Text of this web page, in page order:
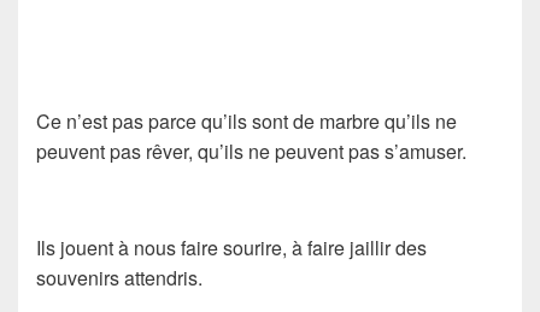
Ce n’est pas parce qu’ils sont de marbre qu’ils ne
peuvent pas rêver, qu’ils ne peuvent pas s’amuser.
Ils jouent à nous faire sourire, à faire jaillir des
souvenirs attendris.